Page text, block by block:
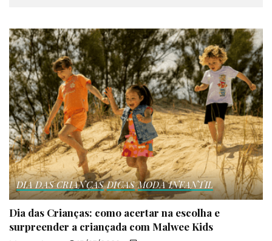
DIA DAS CRIANÇAS DICAS MODA INFANTIL
Dia das Crianças: como acertar na escolha e
surpreender a criançada com Malwee Kids